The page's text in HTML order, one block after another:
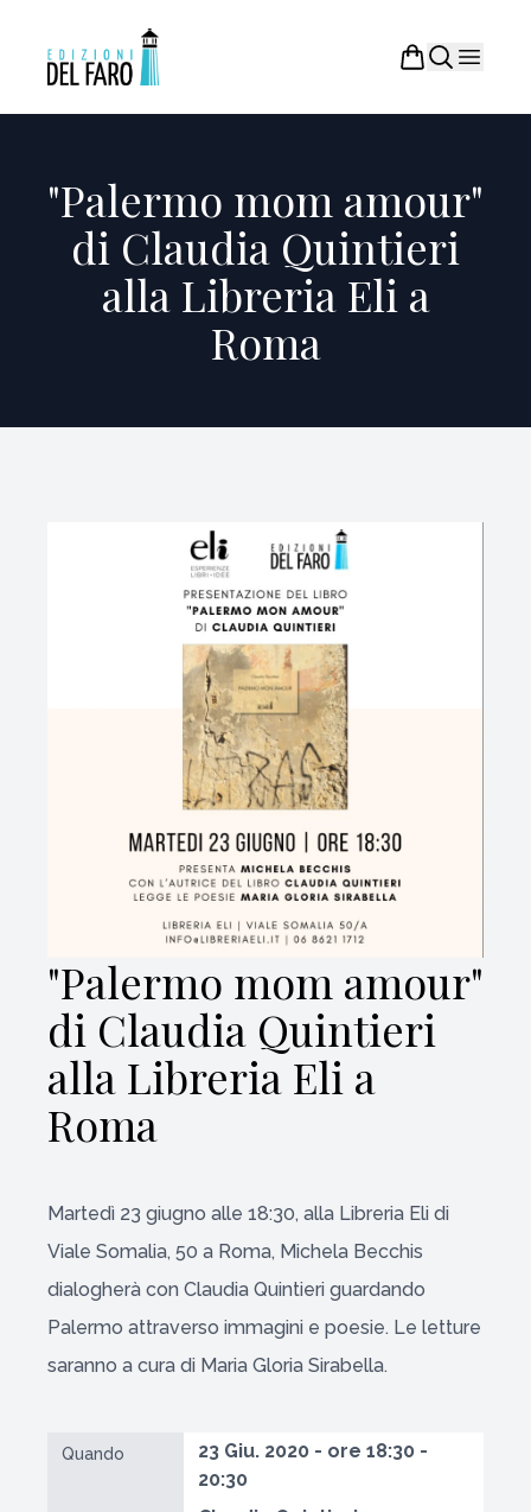
"Palermo mom amour"
di Claudia Quintieri
alla Libreria Eli a
Roma
"Palermo mom amour"
di Claudia Quintieri
alla Libreria Eli a
Roma
Martedì 23 giugno alle 18:30, alla Libreria Eli di
Viale Somalia, 50 a Roma, Michela Becchis
dialogherà con Claudia Quintieri guardando
Palermo attraverso immagini e poesie. Le letture
saranno a cura di Maria Gloria Sirabella.
Quando
23 Giu. 2020 - ore 18:30 -
20:30